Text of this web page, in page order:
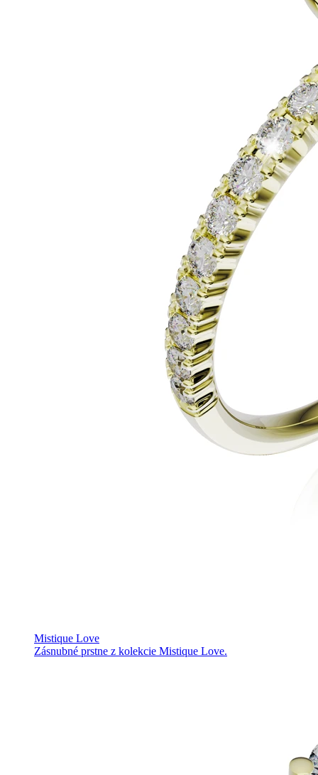
Mistique Love
Zásnubné prstne z kolekcie Mistique Love.